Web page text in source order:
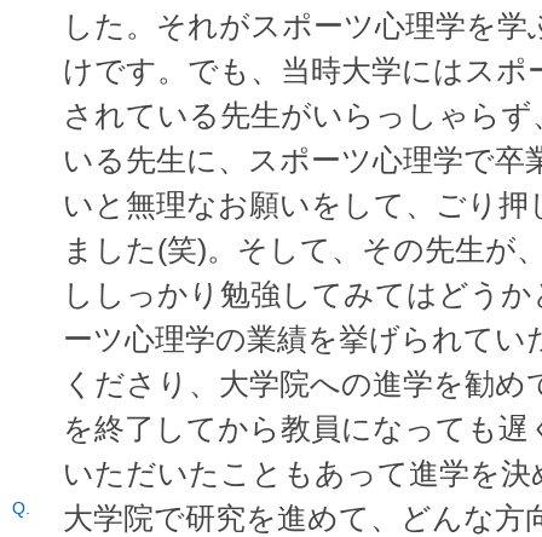
した。それがスポーツ心理学を
けです。でも、当時大学にはスポ
されている先生がいらっしゃら
いる先生に、スポーツ心理学で卒
いと無理なお願いをして、ごり
ました(笑)。そして、その先生が
ししっかり勉強してみてはどう
ーツ心理学の業績を挙げられてい
くださり、大学院への進学を勧
を終了してから教員になっても
いただいたこともあって進学を決
大学院で研究を進めて、どんな方